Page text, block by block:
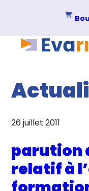
26 juillet 2011
parution
relatif à